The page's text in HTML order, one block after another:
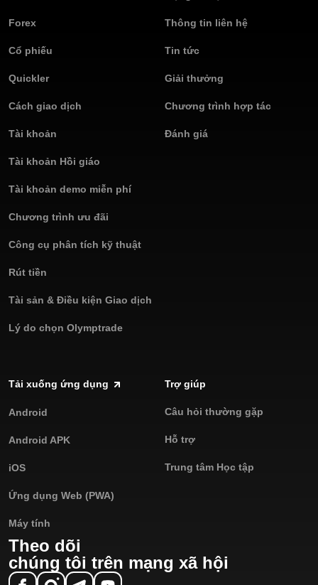
Forex
Cổ phiếu
Quickler
Cách giao dịch
Tài khoản
Tài khoản Hồi giáo
Tài khoản demo miễn phí
Chương trình ưu đãi
Công cụ phân tích kỹ thuật
Rút tiền
Tài sản & Điều kiện Giao dịch
Lý do chọn Olymptrade
Thông tin liên hệ
Tin tức
Giải thưởng
Chương trình hợp tác
Đánh giá
Tải xuống ứng dụng
Android
Android APK
iOS
Ứng dụng Web (PWA)
Máy tính
Trợ giúp
Câu hỏi thường gặp
Hỗ trợ
Trung tâm Học tập
Theo dõi
chúng tôi trên mạng xã hội